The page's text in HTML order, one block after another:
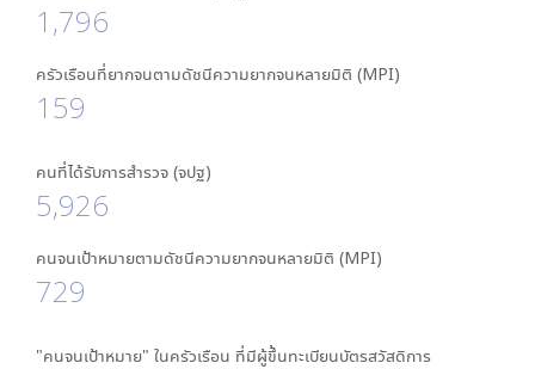
1,796
ครัวเรือนที่ยากจนตามดัชนีความยากจนหลายมิติ (MPI)
159
คนที่ได้รับการสำรวจ (จปฐ)
5,926
คนจนเป้าหมายตามดัชนีความยากจนหลายมิติ (MPI)
729
"คนจนเป้าหมาย" ในครัวเรือน ที่มีผู้ขึ้นทะเบียนบัตรสวัสดิการ